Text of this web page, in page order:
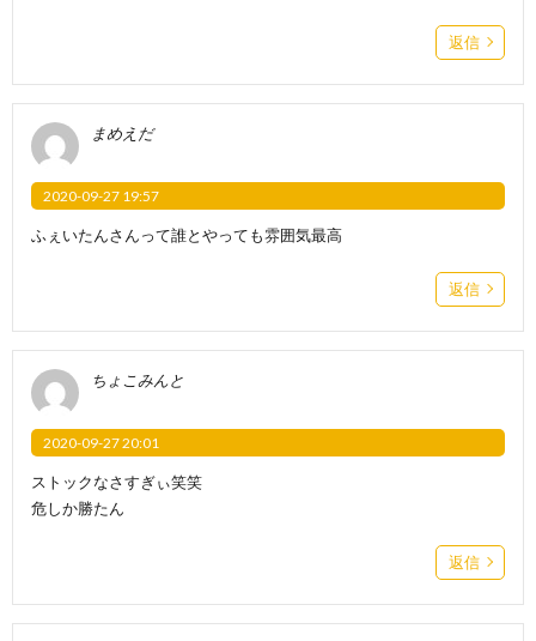
返信
まめえだ
2020-09-27 19:57
ふぇいたんさんって誰とやっても雰囲気最高
返信
ちょこみんと
2020-09-27 20:01
ストックなさすぎぃ笑笑
危しか勝たん
返信